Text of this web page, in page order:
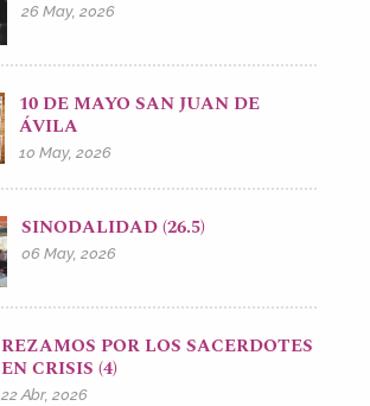
26 May, 2026
10 DE MAYO SAN JUAN DE
ÁVILA
10 May, 2026
SINODALIDAD (26.5)
06 May, 2026
REZAMOS POR LOS SACERDOTES
EN CRISIS (4)
22 Abr, 2026